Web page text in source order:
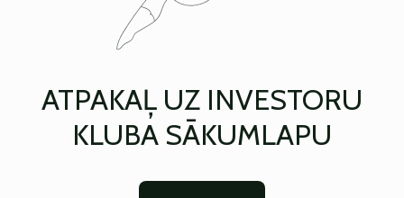
ATPAKAĻ UZ INVESTORU
KLUBA SĀKUMLAPU